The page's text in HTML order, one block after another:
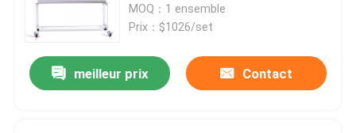
Class100 laminaire
MOQ：1 ensemble
Prix：$1026/set
meilleur prix Contact